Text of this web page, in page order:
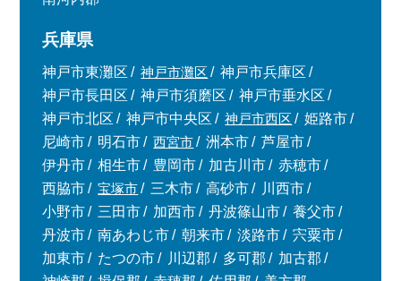
兵庫県
神戸市東灘区 神戸市灘区
神戸市兵庫区
神戸市長田区
神戸市須磨区
神戸市垂水区
神戸市北区
神戸市中央区 神戸市西区
姫路市
尼崎市
明石市 西宮市 洲本市
芦屋市
伊丹市
相生市 豊岡市 加古川市
赤穂市
西脇市
宝塚市 三木市 高砂市
川西市
小野市
三田市 加西市 丹波篠山市
養父市
丹波市
南あわじ市 朝来市 淡路市
宍粟市
加東市
たつの市 川辺郡 多可郡
加古郡